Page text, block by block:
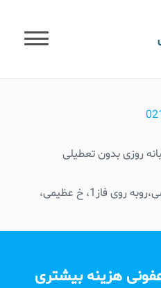
شهرک اکباتان، بلوار نفیسی،روبه روی فاز1، خ عظیمی،
هزینه بیشتری